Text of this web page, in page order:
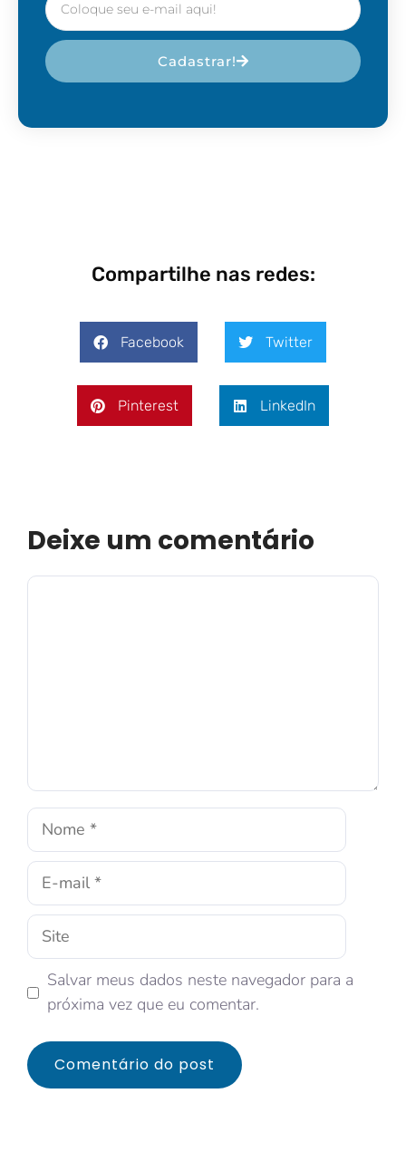
Cadastrar!
Compartilhe nas redes:
Facebook Twitter
Pinterest LinkedIn
Deixe um comentário
Salvar meus dados neste navegador para a
próxima vez que eu comentar.